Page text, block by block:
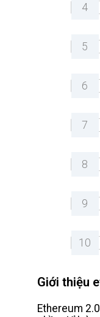
4
5
6
7
8
9
10
Giới thiệu
Ethereum